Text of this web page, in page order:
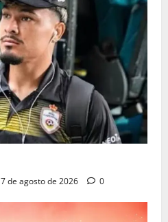
7 de agosto de 2026 0